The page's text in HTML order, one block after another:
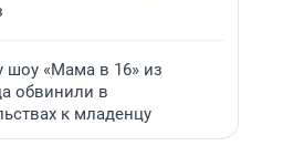
шоу «Мама в 16» из
обвинили в
к младенцу